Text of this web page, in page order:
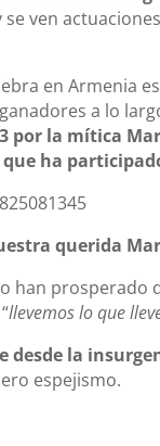
ven
en Armenia
a lo
por la mítica
ha
querida
han prosperado
llevemos lo que
desde la
espejismo.